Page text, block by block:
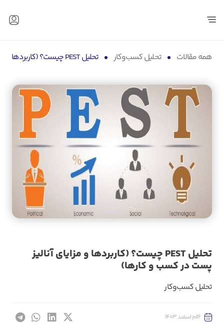
همه مقالات تحلیل کسب‌و‌کار تحلیل PEST چیست؟ (کاربردها و مزایای آنالیز پست در کسب و کارها)
تحلیل PEST چیست؟ (کاربردها و مزایای آنالیز
پست در کسب و کارها)
تحلیل کسب‌و‌کار
16ام اسفند 1403